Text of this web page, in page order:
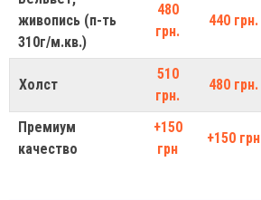
живопись (п-ть
310г/м.кв.)
480
грн.
440 грн.
Холст
510
грн.
480 грн.
Премиум
качество
+150
грн
+150 грн